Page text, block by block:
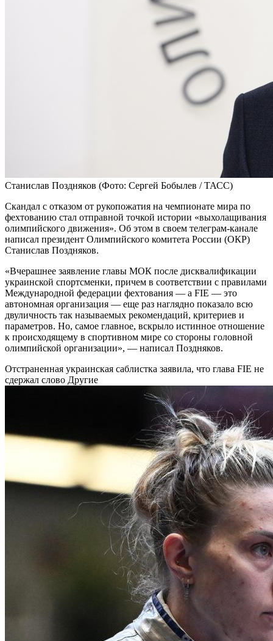
Станислав Поздняков (Фото: Сергей Бобылев / ТАСС)
Скандал с отказом от рукопожатия на чемпионате мира по
фехтованию стал отправной точкой истории «выхолащивания
олимпийского движения». Об этом в своем телеграм-канале
написал президент Олимпийского комитета России (ОКР)
Станислав Поздняков.
«Вчерашнее заявление главы МОК после дисквалификации
украинской спортсменки, причем в соответствии с правилами
Международной федерации фехтования — а FIE — это
автономная организация — еще раз наглядно показало всю
двуличность так называемых рекомендаций, критериев и
параметров. Но, самое главное, вскрыло истинное отношение
к происходящему в спортивном мире со стороны головной
олимпийской организации», — написал Поздняков.
Отстраненная украинская саблистка заявила, что глава FIE не
сдержал слово Другие